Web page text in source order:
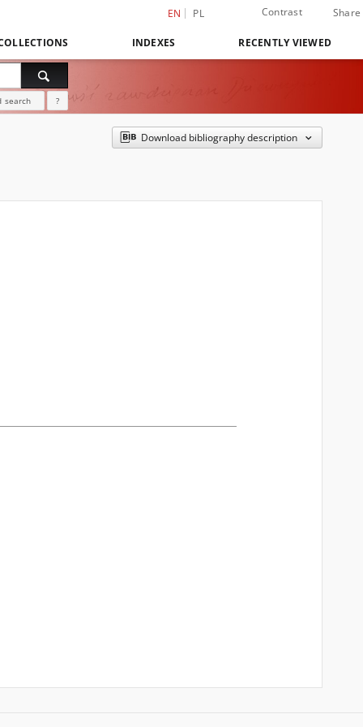
EN PL Contrast Share
INDEXES RECENTLY VIEWED
search ?
Download bibliography description